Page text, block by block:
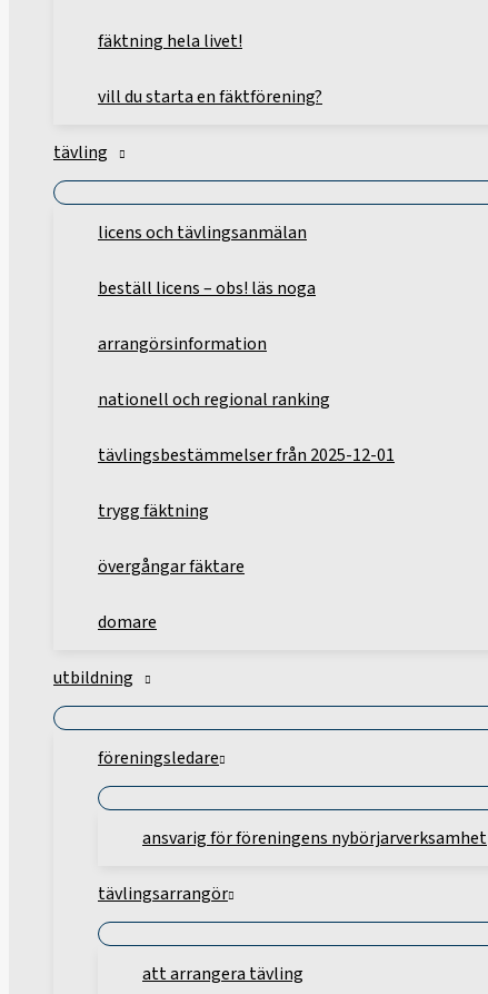
fäktning hela livet!
vill du starta en fäktförening?
tävling
licens och tävlingsanmälan
beställ licens – obs! läs noga
arrangörsinformation
nationell och regional ranking
tävlingsbestämmelser från 2025-12-01
trygg fäktning
övergångar fäktare
domare
utbildning
föreningsledare
ansvarig för föreningens nybörjarverksamhet
tävlingsarrangör
att arrangera tävling